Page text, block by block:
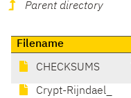
Parent directory
Filename
CHECKSUMS
Crypt-Rijndael_